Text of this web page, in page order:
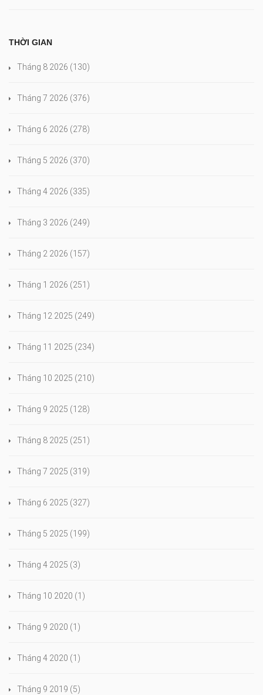
THỜI GIAN
Tháng 8 2026 (130)
Tháng 7 2026 (376)
Tháng 6 2026 (278)
Tháng 5 2026 (370)
Tháng 4 2026 (335)
Tháng 3 2026 (249)
Tháng 2 2026 (157)
Tháng 1 2026 (251)
Tháng 12 2025 (249)
Tháng 11 2025 (234)
Tháng 10 2025 (210)
Tháng 9 2025 (128)
Tháng 8 2025 (251)
Tháng 7 2025 (319)
Tháng 6 2025 (327)
Tháng 5 2025 (199)
Tháng 4 2025 (3)
Tháng 10 2020 (1)
Tháng 9 2020 (1)
Tháng 4 2020 (1)
Tháng 9 2019 (5)